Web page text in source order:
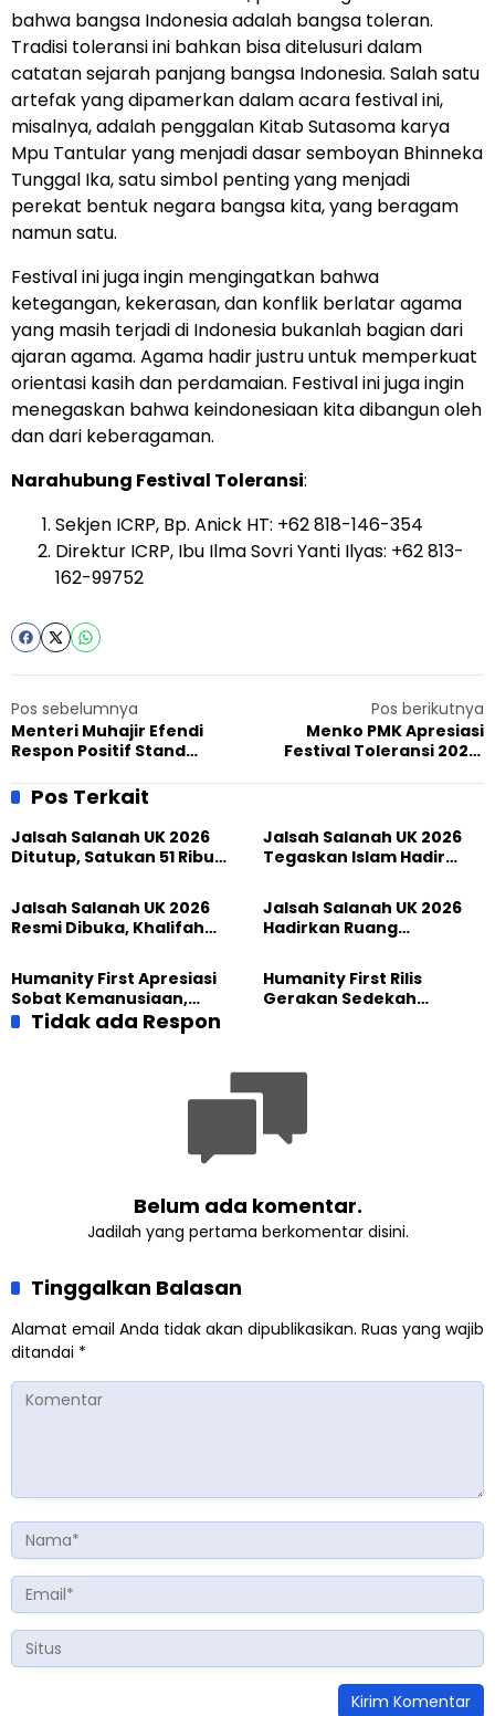
bahwa bangsa Indonesia adalah bangsa toleran.
Tradisi toleransi ini bahkan bisa ditelusuri dalam
catatan sejarah panjang bangsa Indonesia. Salah satu
artefak yang dipamerkan dalam acara festival ini,
misalnya, adalah penggalan Kitab Sutasoma karya
Mpu Tantular yang menjadi dasar semboyan Bhinneka
Tunggal Ika, satu simbol penting yang menjadi
perekat bentuk negara bangsa kita, yang beragam
namun satu.
Festival ini juga ingin mengingatkan bahwa
ketegangan, kekerasan, dan konflik berlatar agama
yang masih terjadi di Indonesia bukanlah bagian dari
ajaran agama. Agama hadir justru untuk memperkuat
orientasi kasih dan perdamaian. Festival ini juga ingin
menegaskan bahwa keindonesiaan kita dibangun oleh
dan dari keberagaman.
Narahubung Festival Toleransi:
Sekjen ICRP, Bp. Anick HT: +62 818-146-354
Direktur ICRP, Ibu Ilma Sovri Yanti Ilyas: +62 813-
162-99752
Pos sebelumnya
Menteri Muhajir Efendi
Respon Positif Stand
Festival Toleransi 2024
Pos berikutnya
Menko PMK Apresiasi
Festival Toleransi 2024,
Persatuan Indonesia
Pos Terkait
Jalsah Salanah UK 2026
Ditutup, Satukan 51 Ribu
Jalsah Salanah UK 2026
Tegaskan Islam Hadir
Perdamaian, dan
Pengabdian
Jalsah Salanah UK 2026
Resmi Dibuka, Khalifah
Wujudkan Iman dalam
Perubahan Nyata
Jalsah Salanah UK 2026
Hadirkan Ruang
Tokoh Indonesia Turut
Ambil Bagian
Humanity First Apresiasi
Sobat Kemanusiaan,
Sedekah yang
Menghadirkan Harapan
Humanity First Rilis
Gerakan Sedekah
Tidak ada Respon
Belum ada komentar.
Jadilah yang pertama berkomentar disini.
Tinggalkan Balasan
Alamat email Anda tidak akan dipublikasikan. Ruas yang wajib
ditandai *